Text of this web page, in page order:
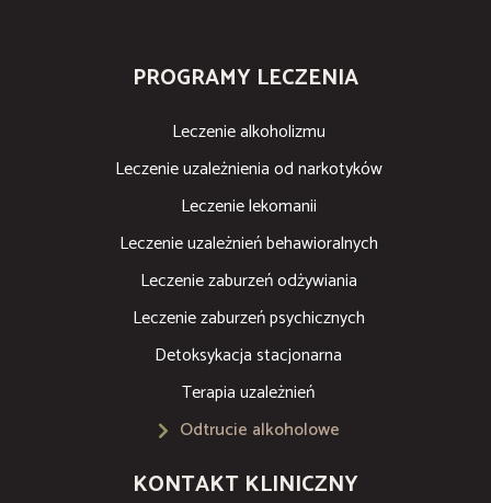
PROGRAMY LECZENIA
Leczenie alkoholizmu
Leczenie uzależnienia od narkotyków
Leczenie lekomanii
Leczenie uzależnień behawioralnych
Leczenie zaburzeń odżywiania
Leczenie zaburzeń psychicznych
Detoksykacja stacjonarna
Terapia uzależnień
Odtrucie alkoholowe
KONTAKT KLINICZNY